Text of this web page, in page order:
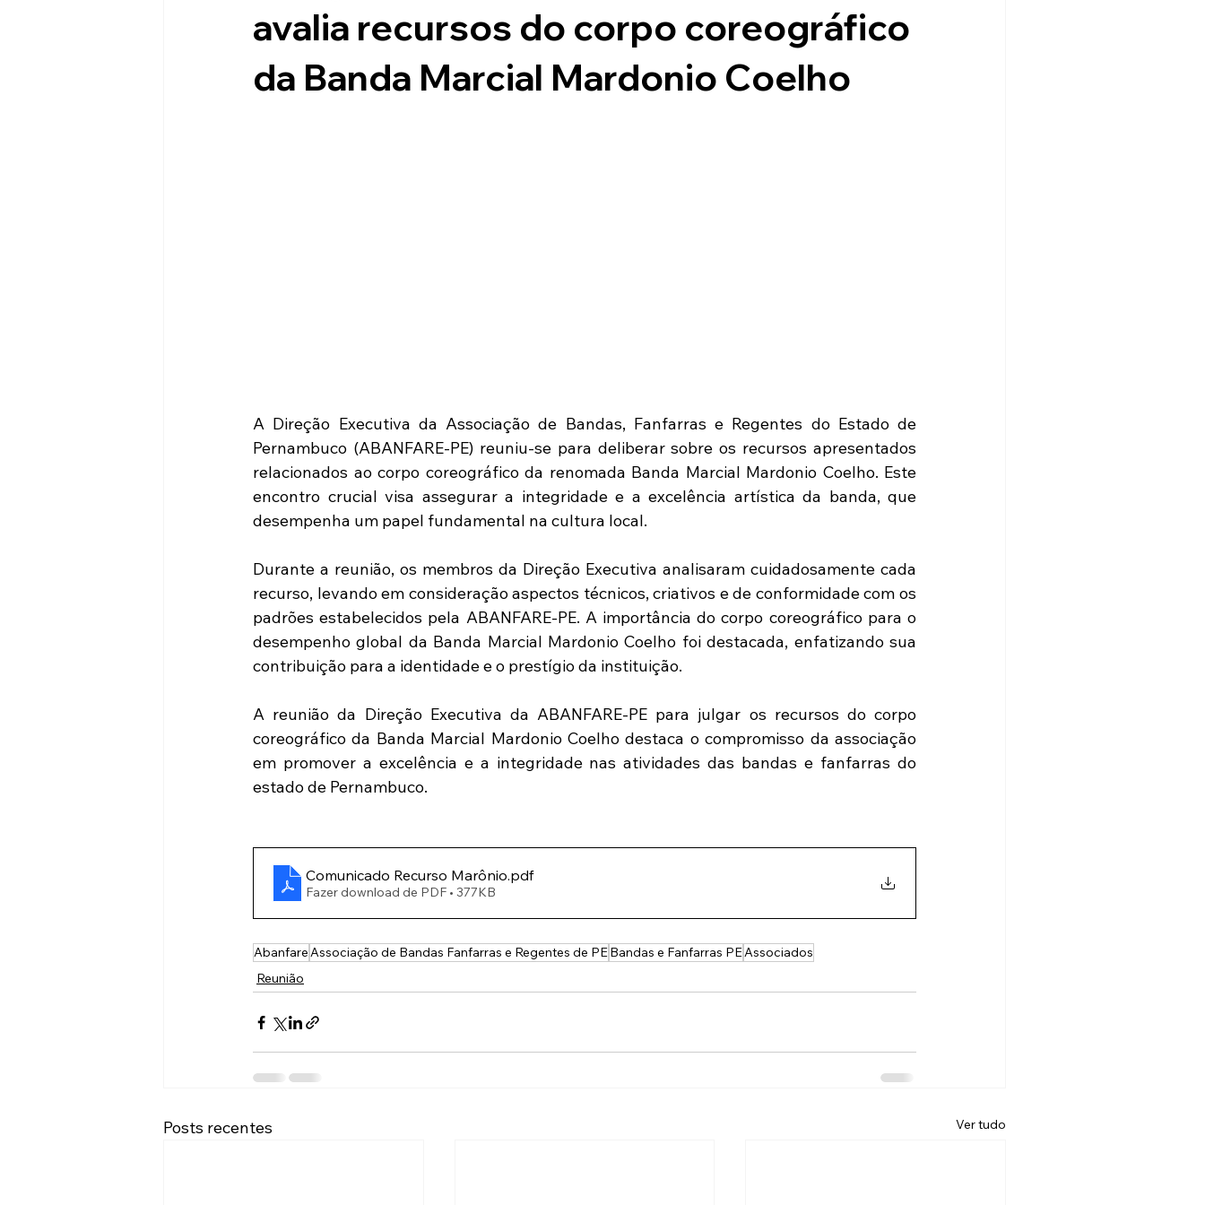
Copa Recife de Bandas Escolares Fustal Eventos Oficiais Projetos
avalia recursos do corpo coreográfico
da Banda Marcial Mardonio Coelho
A Direção Executiva da Associação de Bandas, Fanfarras e Regentes do Estado de
Pernambuco (ABANFARE-PE) reuniu-se para deliberar sobre os recursos apresentados
relacionados ao corpo coreográfico da renomada Banda Marcial Mardonio Coelho. Este
encontro crucial visa assegurar a integridade e a excelência artística da banda, que
desempenha um papel fundamental na cultura local.
Durante a reunião, os membros da Direção Executiva analisaram cuidadosamente cada
recurso, levando em consideração aspectos técnicos, criativos e de conformidade com os
padrões estabelecidos pela ABANFARE-PE. A importância do corpo coreográfico para o
desempenho global da Banda Marcial Mardonio Coelho foi destacada, enfatizando sua
contribuição para a identidade e o prestígio da instituição.
A reunião da Direção Executiva da ABANFARE-PE para julgar os recursos do corpo
coreográfico da Banda Marcial Mardonio Coelho destaca o compromisso da associação
em promover a excelência e a integridade nas atividades das bandas e fanfarras do
estado de Pernambuco.
Comunicado Recurso Marônio.pdf
Fazer download de PDF • 377KB
AbanfareAssociação de Bandas Fanfarras e Regentes de PEBandas e Fanfarras PEAssociados
Reunião
Posts recentes Ver tudo